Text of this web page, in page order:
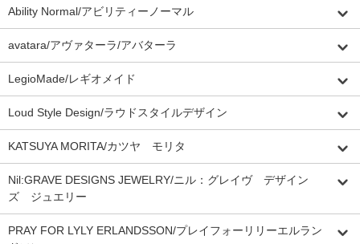
Ability Normal/アビリティーノーマル
avatara/アヴァターラ/アバターラ
LegioMade/レギオメイド
Loud Style Design/ラウドスタイルデザイン
KATSUYA MORITA/カツヤ モリタ
Nil:GRAVE DESIGNS JEWELRY/ニル：グレイヴ デザイン
ズ ジュエリー
PRAY FOR LYLY ERLANDSSON/プレイフォーリリーエルラン